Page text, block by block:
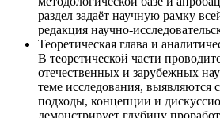
раздел задаёт научную рамку
редакция научно-
Теоретическая глава и
В теоретической части
отечественных и зарубежных
теме исследования, выявляются
подходы, концепции и